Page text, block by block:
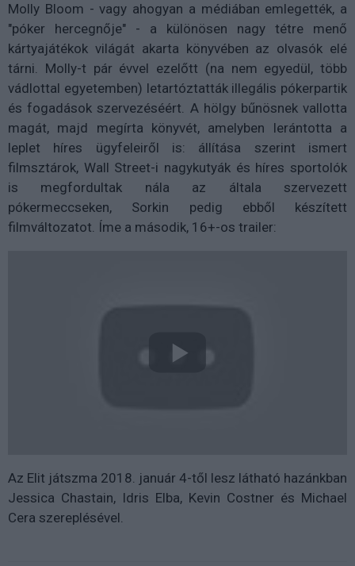
Molly Bloom - vagy ahogyan a médiában emlegették, a
"póker hercegnője" - a különösen nagy tétre menő
kártyajátékok világát akarta könyvében az olvasók elé
tárni. Molly-t pár évvel ezelőtt (na nem egyedül, több
vádlottal egyetemben) letartóztatták illegális pókerpartik
és fogadások szervezéséért. A hölgy bűnösnek vallotta
magát, majd megírta könyvét, amelyben lerántotta a
leplet híres ügyfeleiről is: állítása szerint ismert
filmsztárok, Wall Street-i nagykutyák és híres sportolók
is megfordultak nála az általa szervezett
pókermeccseken, Sorkin pedig ebből készített
filmváltozatot. Íme a második, 16+-os trailer:
Az Elit játszma 2018. január 4-től lesz látható hazánkban
Jessica Chastain, Idris Elba, Kevin Costner és Michael
Cera szereplésével.